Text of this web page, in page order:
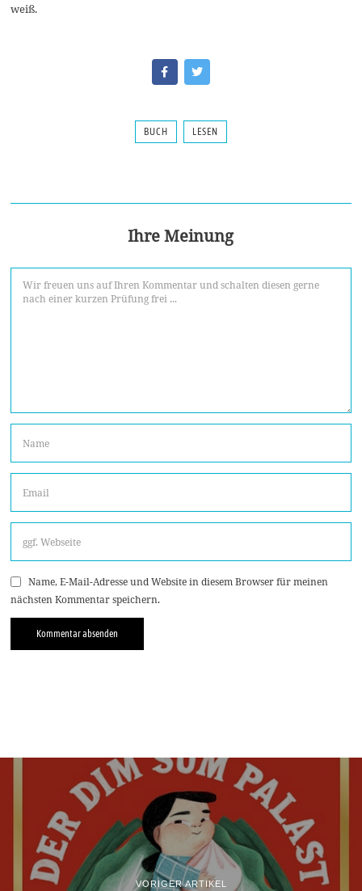
weiß.
BUCH LESEN
Ihre Meinung
Name, E-Mail-Adresse und Website in diesem Browser für meinen
nächsten Kommentar speichern.
VORIGER ARTIKEL